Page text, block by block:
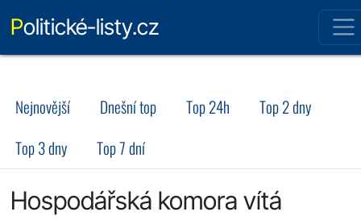
Politické-listy.cz
Nejnovější Dnešní top Top 24h
Top 2 dny
Top 3 dny
Top 7 dní
Hospodářská komora vítá